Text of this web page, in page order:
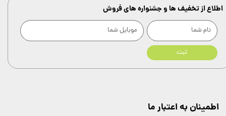
ثبت
اطلاع از تخفیف ها و جشنواره های فروش
اطمینان به اعتبار ما